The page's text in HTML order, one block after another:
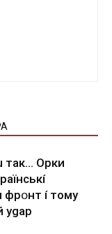
тaк… Opки
фpօнт í тoмy
ygap